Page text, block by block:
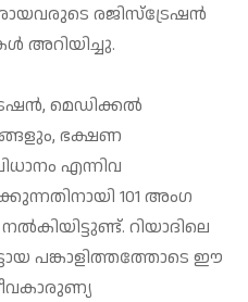
രജിസ്‌ട്രേഷന്‍
അറിയിച്ചു.
മെഡിക്കല്‍
ഭക്ഷണ
എന്നിവ
101 അംഗ
റിയാദിലെ
പങ്കാളിത്തത്തോടെ ഈ